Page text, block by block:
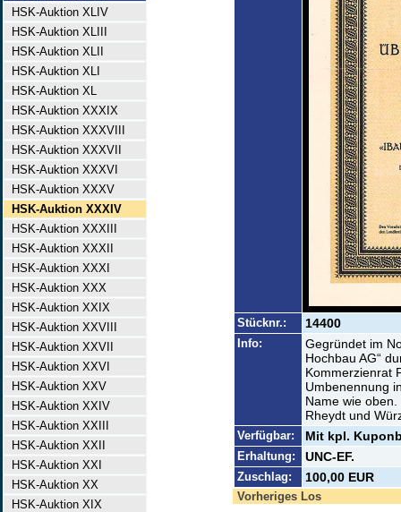
HSK-Auktion XLIV
HSK-Auktion XLIII
HSK-Auktion XLII
HSK-Auktion XLI
HSK-Auktion XL
HSK-Auktion XXXIX
HSK-Auktion XXXVIII
HSK-Auktion XXXVII
HSK-Auktion XXXVI
HSK-Auktion XXXV
HSK-Auktion XXXIV
HSK-Auktion XXXIII
HSK-Auktion XXXII
HSK-Auktion XXXI
HSK-Auktion XXX
HSK-Auktion XXIX
HSK-Auktion XXVIII
HSK-Auktion XXVII
HSK-Auktion XXVI
HSK-Auktion XXV
HSK-Auktion XXIV
HSK-Auktion XXIII
HSK-Auktion XXII
HSK-Auktion XXI
HSK-Auktion XX
HSK-Auktion XIX
Stücknr.: 14400
Info:
Gegründet im
Hochbau AG“
Kommerzienrat
Umbenennung
Name wie
Rheydt und
Verfügbar: Mit kpl.
Erhaltung: UNC-EF.
Zuschlag: 100,00 EUR
Vorheriges Los